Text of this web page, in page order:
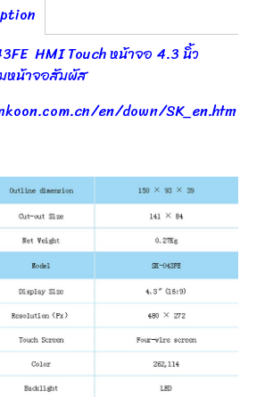
HMI Touch หน้าจอ 4.3 นิ้ว
หน้าจอสัมผัส
en/down/SK_en.htm